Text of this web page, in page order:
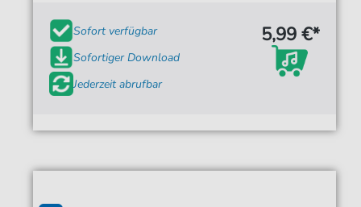
Sofort verfügbar
Sofortiger Download
Jederzeit abrufbar
5,99 €*